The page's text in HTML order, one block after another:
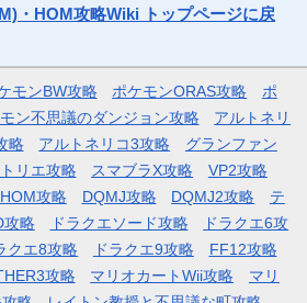
・HOM攻略Wiki トップページに戻
モンBW攻略 ポケモンORAS攻略
ポ
ン不思議のダンジョン攻略
アルトネリ
略 アルトネリコ3攻略
グランファン
リエ攻略 スマブラX攻略
VP2攻略
攻略
DQMJ攻略 DQMJ2攻略
テ
攻略
ドラクエソード攻略
ドラクエ6攻
クエ8攻略 ドラクエ9攻略
FF12攻略
攻略 マリオカートWii攻略
マリ